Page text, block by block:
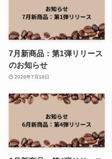
7月新商品：第1弾リリース
のお知らせ
2026年7月18日